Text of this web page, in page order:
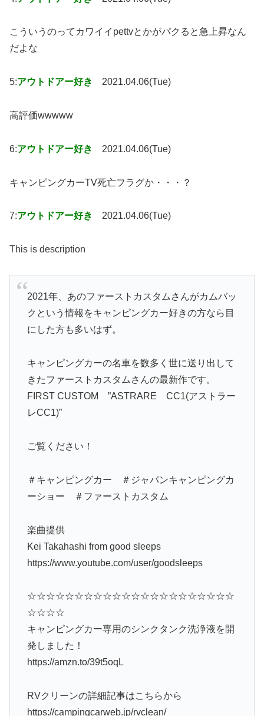
こういうのってカワイイpettvとかがパクると急上昇なん
だよな
5:アウトドアー好き 2021.04.06(Tue)
高評価wwwww
6:アウトドアー好き 2021.04.06(Tue)
キャンピングカーTV死亡フラグか・・・？
7:アウトドアー好き 2021.04.06(Tue)
This is description
2021年、あのファーストカスタムさんがカムバッ
クという情報をキャンピングカー好きの方なら目
にした方も多いはず。
キャンピングカーの名車を数多く世に送り出して
きたファーストカスタムさんの最新作です。
FIRST CUSTOM ”ASTRARE CC1(アストラー
レCC1)”
ご覧ください！
＃キャンピングカー ＃ジャパンキャンピングカ
ーショー ＃ファーストカスタム
楽曲提供
Kei Takahashi from good sleeps
https://www.youtube.com/user/goodsleeps
☆☆☆☆☆☆☆☆☆☆☆☆☆☆☆☆☆☆☆☆☆☆
☆☆☆☆
キャンピングカー専用のシンクタンク洗浄液を開
発しました！
https://amzn.to/39t5oqL
RVクリーンの詳細記事はこちらから
https://campingcarweb.jp/rvclean/